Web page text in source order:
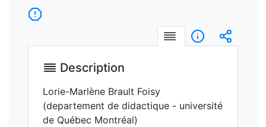
DescriptionInformations
Description
Lorie-Marlène Brault Foisy
(departement de didactique - université
de Québec Montréal)